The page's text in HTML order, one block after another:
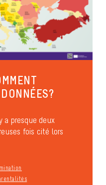
a presque deux
fois cité lors